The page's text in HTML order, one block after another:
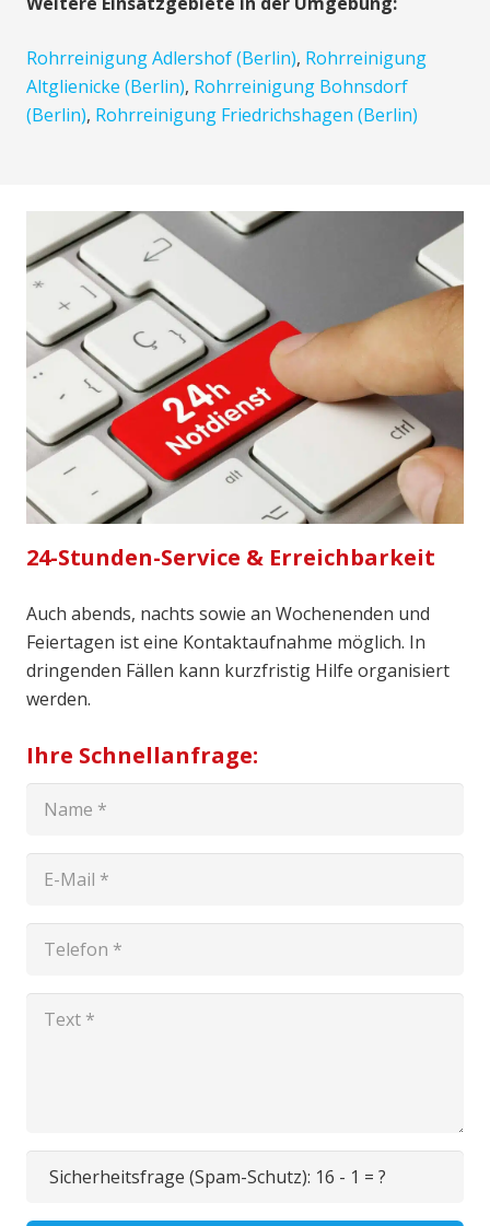
Rohrreinigung Adlershof (Berlin), Rohrreinigung
Altglienicke (Berlin), Rohrreinigung Bohnsdorf
(Berlin), Rohrreinigung Friedrichshagen (Berlin)
24-Stunden-Service & Erreichbarkeit
Auch abends, nachts sowie an Wochenenden und
Feiertagen ist eine Kontaktaufnahme möglich. In
dringenden Fällen kann kurzfristig Hilfe organisiert
werden.
Ihre Schnellanfrage:
Sicherheitsfrage (Spam-Schutz): 16 - 1 = ?